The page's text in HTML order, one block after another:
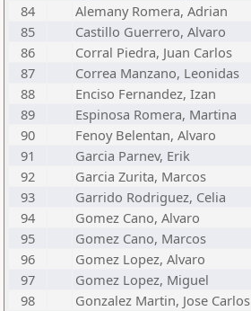
84
Alemany Romera, Adrian
85
Castillo Guerrero, Alvaro
86
Corral Piedra, Juan Carlos
87
Correa Manzano, Leonidas
88
Enciso Fernandez, Izan
89
Espinosa Romera, Martina
90
Fenoy Belentan, Alvaro
91
Garcia Parnev, Erik
92
Garcia Zurita, Marcos
93
Garrido Rodriguez, Celia
94
Gomez Cano, Alvaro
95
Gomez Cano, Marcos
96
Gomez Lopez, Alvaro
97
Gomez Lopez, Miguel
98
Gonzalez Martin, Jose Carlos